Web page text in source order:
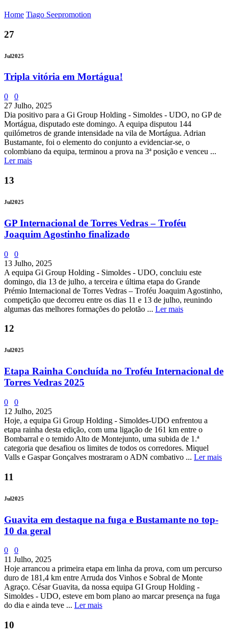
Home Tiago Seepromotion
27
Jul2025
Tripla vitória em Mortágua!
0
0
27 Julho, 2025
Dia positivo para a Gi Group Holding - Simoldes - UDO, no GP de
Mortágua, disputado este domingo. A equipa disputou 144
quilómetros de grande intensidade na vila de Mortágua. Adrian
Bustamante, foi o elemento do conjunto a evidenciar-se, o
colombiano da equipa, terminou a prova na 3ª posição e venceu ...
Ler mais
13
Jul2025
GP Internacional de Torres Vedras – Troféu
Joaquim Agostinho finalizado
0
0
13 Julho, 2025
A equipa Gi Group Holding - Simoldes - UDO, concluiu este
domingo, dia 13 de julho, a terceira e última etapa do Grande
Prémio Internacional de Torres Vedras – Troféu Joaquim Agostinho,
competição que decorreu entre os dias 11 e 13 de julho, reunindo
algumas das melhores formações do pelotão ... Ler mais
12
Jul2025
Etapa Rainha Concluída no Troféu Internacional de
Torres Vedras 2025
0
0
12 Julho, 2025
Hoje, a equipa Gi Group Holding - Simoldes-UDO enfrentou a
etapa rainha desta edição, com uma ligação de 161 km entre o
Bombarral e o temido Alto de Montejunto, uma subida de 1.ª
categoria que desafiou os limites de todos os corredores. Miquel
Valls e Gaspar Gonçalves mostraram o ADN combativo ... Ler mais
11
Jul2025
Guavita em destaque na fuga e Bustamante no top-
10 da geral
0
0
11 Julho, 2025
Hoje arrancou a primeira etapa em linha da prova, com um percurso
duro de 181,4 km entre Arruda dos Vinhos e Sobral de Monte
Agraço. César Guavita, da nossa equipa GI Group Holding -
Simoldes - UDO, esteve em bom plano ao marcar presença na fuga
do dia e ainda teve ... Ler mais
10